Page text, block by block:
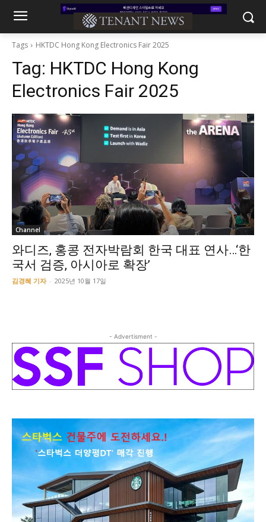
Tags HKTDC Hong Kong Electronics Fair 2025
Tag: HKTDC Hong Kong
Electronics Fair 2025
Channel
와디즈, 홍콩 전자박람회 한국 대표 연사…‘한
국서 검증, 아시아로 확장’
김경혜 기자 - 2025년 10월 17일
- Advertisment -